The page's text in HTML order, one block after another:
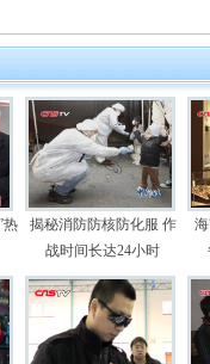
热
揭秘消防防核防化服 作
战时间长达24小时